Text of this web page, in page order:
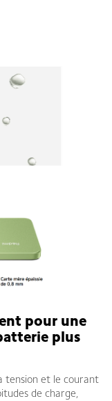
pour une
plus
tension et le courant
de charge,